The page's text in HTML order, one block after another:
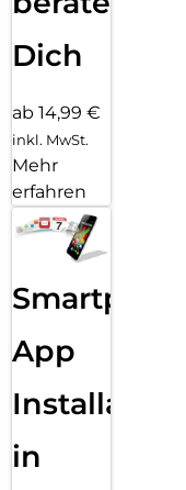
Dich
ab 14,99 €
inkl. MwSt.
Mehr
erfahren
Smartphone
App
Installation
in